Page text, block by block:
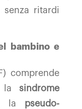
ritardi
bambino e
comprende
lasindrome
la pseudo-